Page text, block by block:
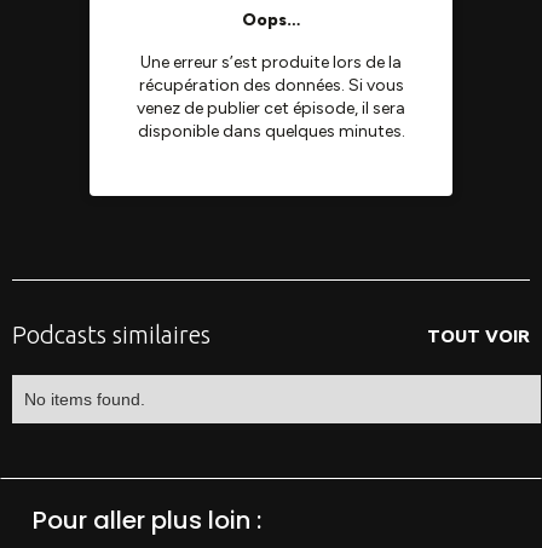
Podcasts similaires TOUT VOIR
No items found.
Pour aller plus loin :